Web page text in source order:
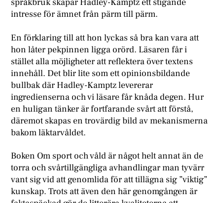
språkbruk skapar Hadley-Kamptz ett stigande
intresse för ämnet från pärm till pärm.
En förklaring till att hon lyckas så bra kan vara att
hon låter pekpinnen ligga orörd. Läsaren får i
stället alla möjligheter att reflektera över textens
innehåll. Det blir lite som ett opinionsbildande
bullbak där Hadley-Kamptz levererar
ingredienserna och vi läsare får knåda degen. Hur
en huligan tänker är fortfarande svårt att förstå,
däremot skapas en trovärdig bild av mekanismerna
bakom läktarvåldet.
Boken Om sport och våld är något helt annat än de
torra och svårtillgängliga avhandlingar man tyvärr
vant sig vid att genomlida för att tillägna sig ”viktig”
kunskap. Trots att även den här genomgången är